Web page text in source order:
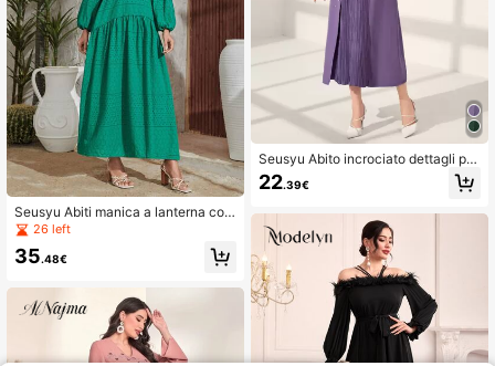
Seusyu Abiti manica a lanterna con
volant26 left
35.48€
Seusyu Abito incrociato dettagli pie
ghettati con manica a pipistrello
22.39€